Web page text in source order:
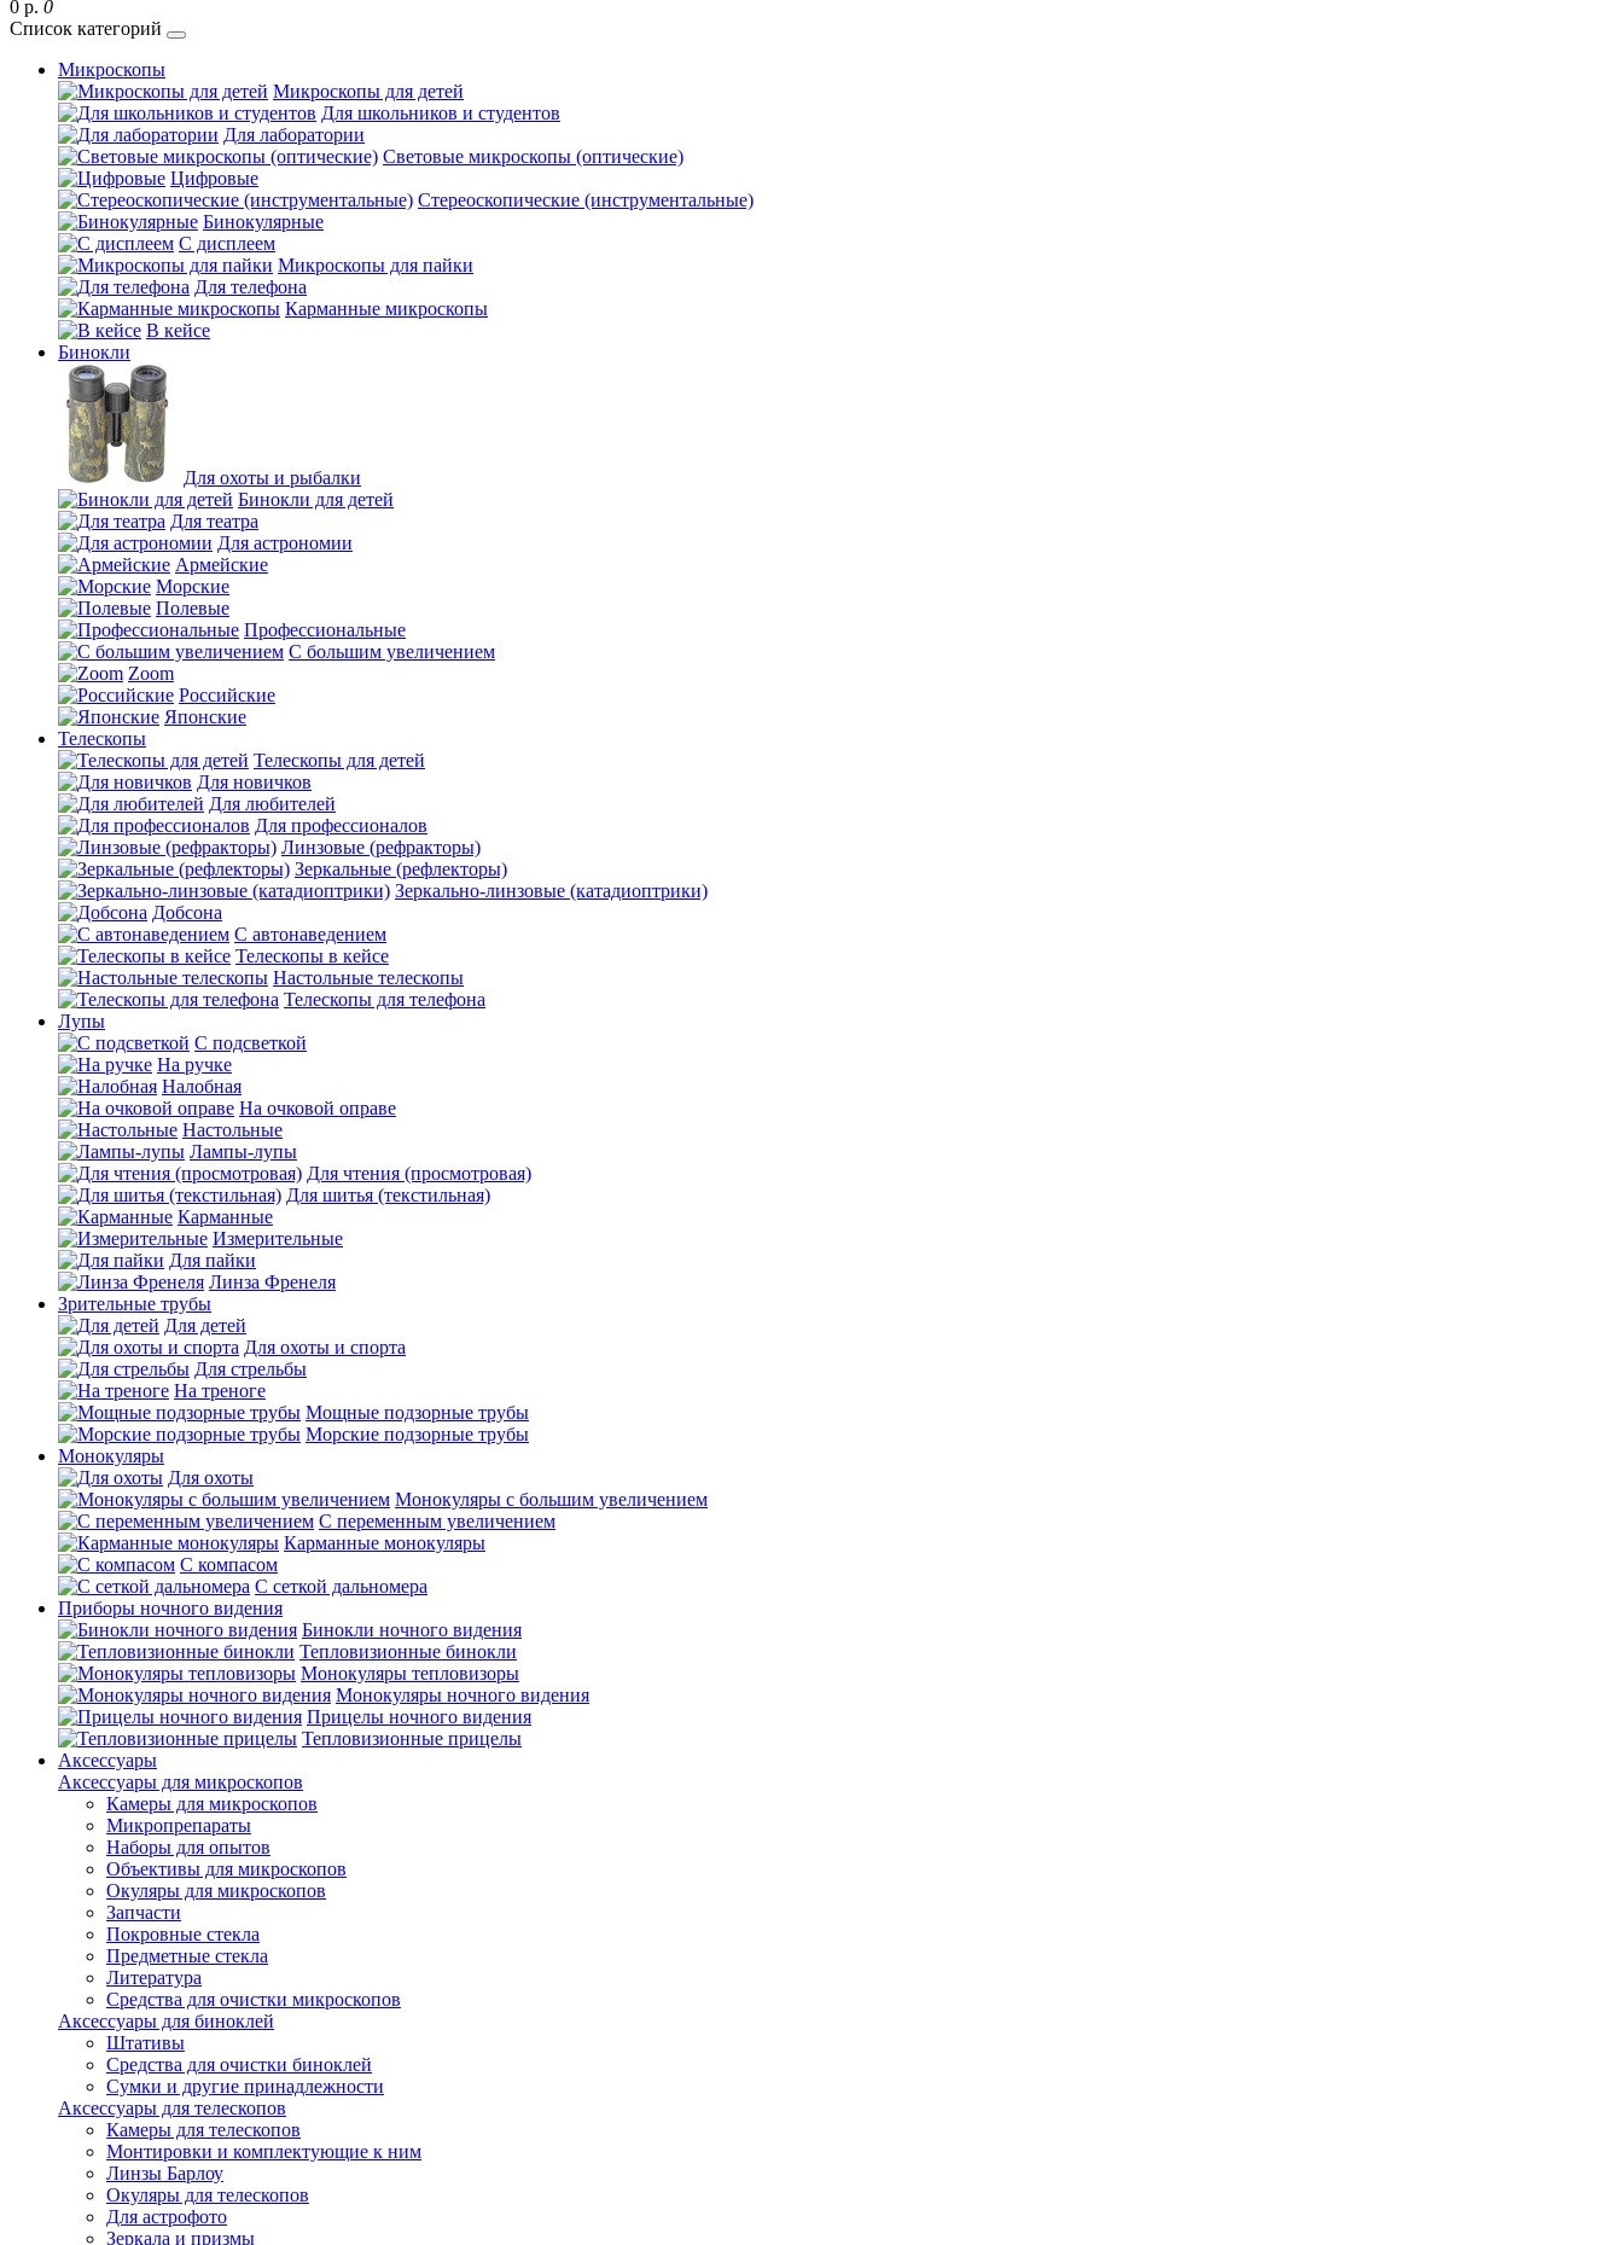
0 р. 0
Список категорий
Микроскопы
Микроскопы для детей
Для школьников и студентов
Для лаборатории
Световые микроскопы (оптические)
Цифровые
Стереоскопические (инструментальные)
Бинокулярные
С дисплеем
Микроскопы для пайки
Для телефона
Карманные микроскопы
В кейсе
Бинокли
Для охоты и рыбалки
Бинокли для детей
Для театра
Для астрономии
Армейские
Морские
Полевые
Профессиональные
С большим увеличением
Zoom
Российские
Японские
Телескопы
Телескопы для детей
Для новичков
Для любителей
Для профессионалов
Линзовые (рефракторы)
Зеркальные (рефлекторы)
Зеркально-линзовые (катадиоптрики)
Добсона
С автонаведением
Телескопы в кейсе
Настольные телескопы
Телескопы для телефона
Лупы
С подсветкой
На ручке
Налобная
На очковой оправе
Настольные
Лампы-лупы
Для чтения (просмотровая)
Для шитья (текстильная)
Карманные
Измерительные
Для пайки
Линза Френеля
Зрительные трубы
Для детей
Для охоты и спорта
Для стрельбы
На треноге
Мощные подзорные трубы
Морские подзорные трубы
Монокуляры
Для охоты
Монокуляры с большим увеличением
С переменным увеличением
Карманные монокуляры
С компасом
С сеткой дальномера
Приборы ночного видения
Бинокли ночного видения
Тепловизионные бинокли
Монокуляры тепловизоры
Монокуляры ночного видения
Прицелы ночного видения
Тепловизионные прицелы
Аксессуары
Аксессуары для микроскопов
Камеры для микроскопов
Микропрепараты
Наборы для опытов
Объективы для микроскопов
Окуляры для микроскопов
Запчасти
Покровные стекла
Предметные стекла
Литература
Средства для очистки микроскопов
Аксессуары для биноклей
Штативы
Средства для очистки биноклей
Сумки и другие принадлежности
Аксессуары для телескопов
Камеры для телескопов
Монтировки и комплектующие к ним
Линзы Барлоу
Окуляры для телескопов
Для астрофото
Зеркала и призмы